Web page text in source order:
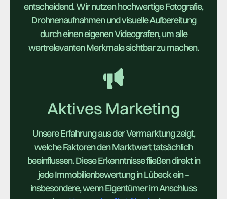
entscheidend. Wir nutzen hochwertige Fotografie,
Drohnenaufnahmen und visuelle Aufbereitung
durch einen eigenen Videografen, um alle
wertrelevanten Merkmale sichtbar zu machen.
Aktives Marketing
Unsere Erfahrung aus der Vermarktung zeigt,
welche Faktoren den Marktwert tatsächlich
beeinflussen. Diese Erkenntnisse fließen direkt in
jede Immobilienbewertung in Lübeck ein –
insbesondere, wenn Eigentümer im Anschluss